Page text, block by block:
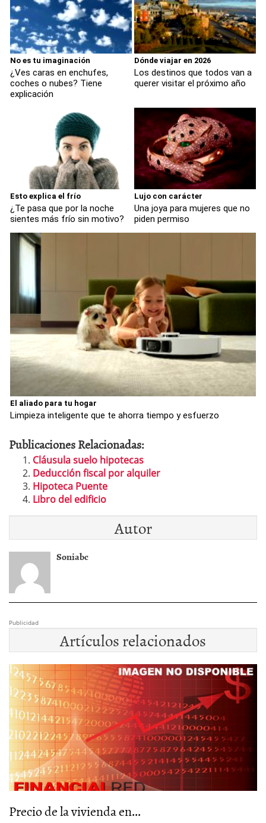
No es tu imaginación
¿Ves caras en enchufes,
coches o nubes? Tiene
explicación
Dónde viajar en 2026
Los destinos que todos van a
querer visitar el próximo año
Esto explica el frío
¿Te pasa que por la noche
sientes más frío sin motivo?
Lujo con carácter
Una joya para mujeres que no
piden permiso
El aliado para tu hogar
Limpieza inteligente que te ahorra tiempo y esfuerzo
Publicaciones Relacionadas:
Cláusula suelo hipotecas
Deducción fiscal por alquiler
Hipoteca Puente
Libro del edificio
Autor
Soniabc
Publicidad
Artículos relacionados
Precio de la vivienda en...